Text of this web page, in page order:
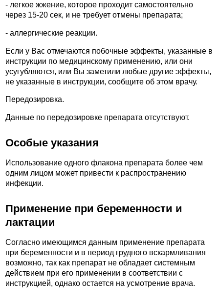
- легкое жжение, которое проходит самостоятельно
через 15-20 сек, и не требует отмены препарата;
- аллергические реакции.
Если у Вас отмечаются побочные эффекты, указанные в
инструкции по медицинскому применению, или они
усугубляются, или Вы заметили любые другие эффекты,
не указанные в инструкции, сообщите об этом врачу.
Передозировка.
Данные по передозировке препарата отсутствуют.
Особые указания
Использование одного флакона препарата более чем
одним лицом может привести к распространению
инфекции.
Применение при беременности и
лактации
Согласно имеющимся данным применение препарата
при беременности и в период грудного вскармливания
возможно, так как препарат не обладает системным
действием при его применении в соответствии с
инструкцией, однако остается на усмотрение врача.